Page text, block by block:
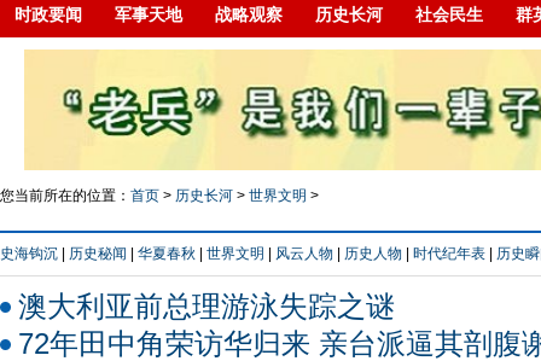
时政要闻 军事天地 战略观察 历史长河 社会民生 群
您当前所在的位置： 首页 > 历史长河 > 世界文明 >
史海钩沉 历史秘闻 华夏春秋 世界文明 风云人物 历史人物 时代纪年表 历史
澳大利亚前总理游泳失踪之谜
72年田中角荣访华归来 亲台派逼其剖腹